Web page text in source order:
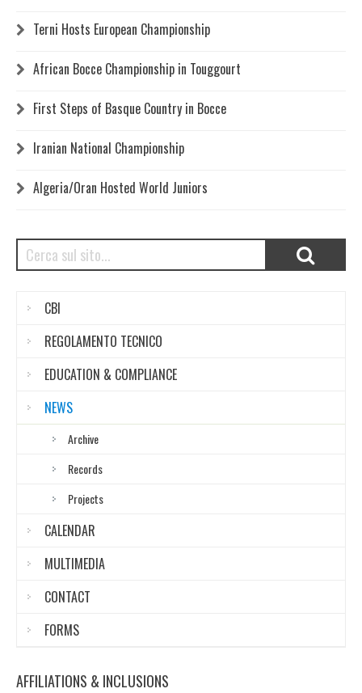
Terni Hosts European Championship
African Bocce Championship in Touggourt
First Steps of Basque Country in Bocce
Iranian National Championship
Algeria/Oran Hosted World Juniors
CBI
REGOLAMENTO TECNICO
EDUCATION & COMPLIANCE
NEWS
Archive
Records
Projects
CALENDAR
MULTIMEDIA
CONTACT
FORMS
AFFILIATIONS & INCLUSIONS